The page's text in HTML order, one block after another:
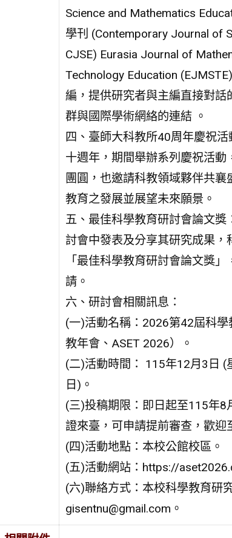
Science and Mathematics
學刊 (Contemporary Journal of
CJSE) Eurasia Journal of
Technology Education
編，提供研究者與主編直接對話
群與國際學術網絡的連結 。
四、臺師大科教所40周年慶祝
十週年，期間舉辦系列慶祝活
團圓，也邀請科教領域夥伴共
教育之發展並展望未來願景。
五、最佳科學教育研討會論文
討會中發表及分享其研究成果，
「最佳科學教育研討會論文獎
請。
六、研討會相關訊息：
(一)活動名稱：2026第42屆科
教年會、ASET 2026）。
(二)活動時間： 115年12月3日 (
日)。
(三)投稿期限：即日起至115年
證來臺，可申請提前審查，歡迎
(四)活動地點：本校公館校區。
(五)活動網站：https://
(六)聯絡方式：本校科學教育研
gisentnu@gmail.com。